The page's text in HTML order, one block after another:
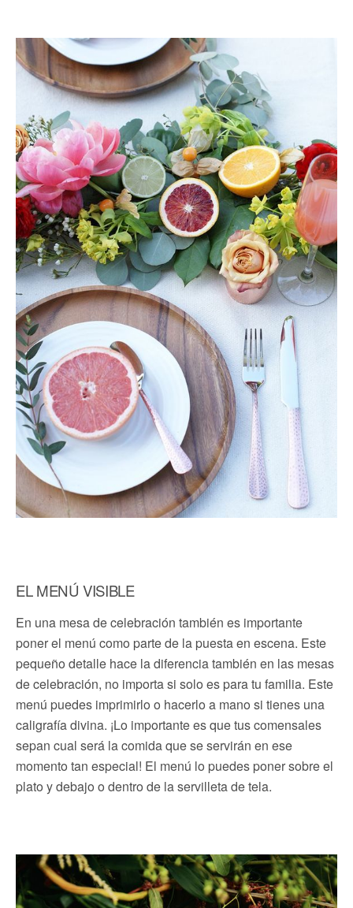
EL MENÚ VISIBLE
En una mesa de celebración también es importante
poner el menú como parte de la puesta en escena. Este
pequeño detalle hace la diferencia también en las mesas
de celebración, no importa si solo es para tu familia. Este
menú puedes imprimirlo o hacerlo a mano si tienes una
caligrafía divina. ¡Lo importante es que tus comensales
sepan cual será la comida que se servirán en ese
momento tan especial! El menú lo puedes poner sobre el
plato y debajo o dentro de la servilleta de tela.